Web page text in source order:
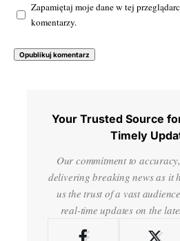
Zapamiętaj moje dane w tej
komentarzy.
Your Trusted Source
Timely
Our commitment to
delivering breaking news as it
us the trust of a vast
real-time updates on the